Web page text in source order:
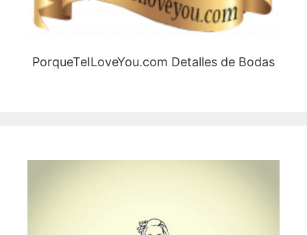
PorqueTeILoveYou.com Detalles de Bodas